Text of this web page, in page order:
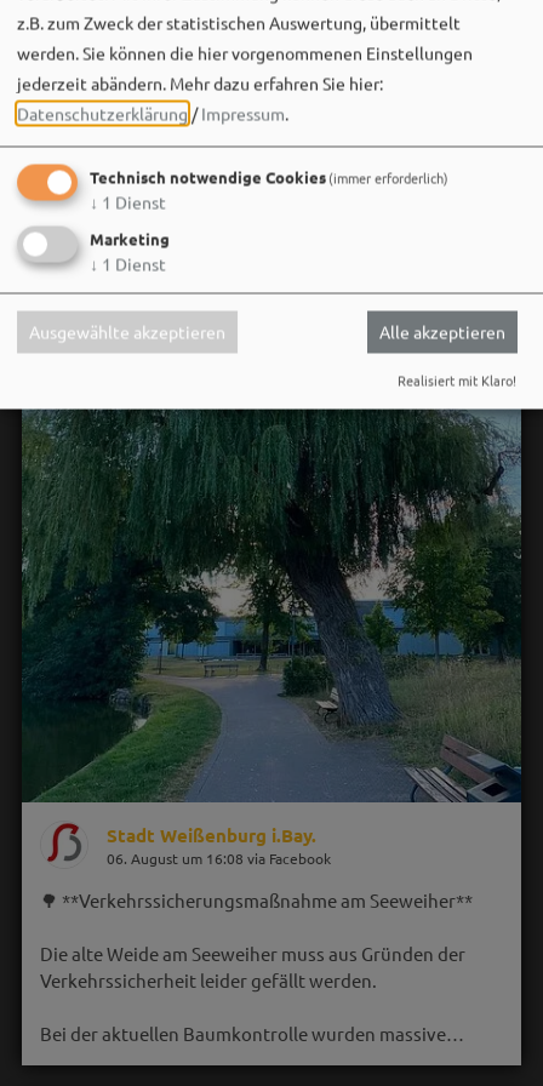
der im Kopf bleibt. 🌿🎵
Wir sehen uns…
Stadt Weißenburg i.Bay.
06. August um 16:08 via Facebook
🌳 **Verkehrssicherungsmaßnahme am Seeweiher**
Die alte Weide am Seeweiher muss aus Gründen der
Verkehrssicherheit leider gefällt werden.
Bei der aktuellen Baumkontrolle wurden massive…
z.B. zum Zweck der statistischen Auswertung, übermittelt
werden. Sie können die hier vorgenommenen Einstellungen
jederzeit abändern. Mehr dazu erfahren Sie hier:
Datenschutzerklärung /Impressum.
Technisch notwendige Cookies(immer erforderlich)
↓ 1 Dienst
Marketing
↓ 1 Dienst
Ausgewählte akzeptieren Alle akzeptieren
Realisiert mit Klaro!